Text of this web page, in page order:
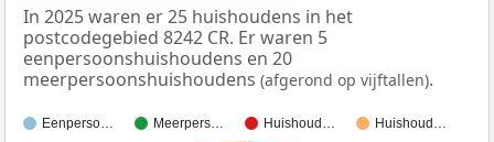
In 2025 waren er 25 huishoudens in het
postcodegebied 8242 CR. Er waren 5
eenpersoonshuishoudens en 20
meerpersoonshuishoudens (afgerond op vijftallen).
Eenperso… Meerpers… Huishoud… Huishoud…